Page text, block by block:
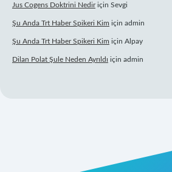
Jus Cogens Doktrini Nediriçin Sevgi
Şu Anda Trt Haber Spikeri Kim için admin
Şu Anda Trt Haber Spikeri Kim için Alpay
Dilan Polat Şule Neden Ayrıldı için admin